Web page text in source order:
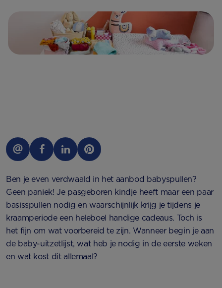
Ben je even verdwaald in het aanbod babyspullen?
Geen paniek! Je pasgeboren kindje heeft maar een paar
basisspullen nodig en waarschijnlijk krijg je tijdens je
kraamperiode een heleboel handige cadeaus. Toch is
het fijn om wat voorbereid te zijn. Wanneer begin je aan
de baby-uitzetlijst, wat heb je nodig in de eerste weken
en wat kost dit allemaal?